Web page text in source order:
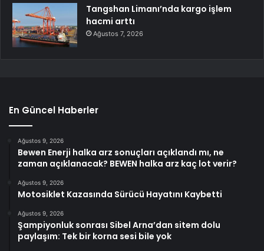
Tangshan Limanı’nda kargo işlem
hacmi arttı
Ağustos 7, 2026
En Güncel Haberler
Ağustos 9, 2026
Bewen Enerji halka arz sonuçları açıklandı mı, ne
zaman açıklanacak? BEWEN halka arz kaç lot verir?
Ağustos 9, 2026
Motosiklet Kazasında Sürücü Hayatını Kaybetti
Ağustos 9, 2026
Şampiyonluk sonrası Sibel Arna’dan sitem dolu
paylaşım: Tek bir korna sesi bile yok